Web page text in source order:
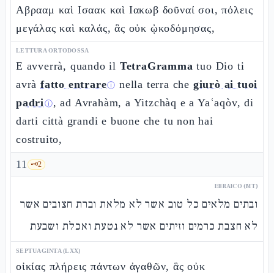
Αβρααμ καὶ Ισαακ καὶ Ιακωβ δοῦναί σοι, πόλεις
μεγάλας καὶ καλάς, ἃς οὐκ ᾠκοδόμησας,
LETTURA ORTODOSSA
E avverrà, quando il TetraGramma tuo Dio ti
avrà fatto entrareⓘ nella terra che giurò ai tuoi
padriⓘ, ad Avrahàm, a Yitzchàq e a Yaʿaqòv, di
darti città grandi e buone che tu non hai
costruito,
11 🗝️2
EBRAICO (MT)
ובתים מלאים כל טוב אשר לא מלאת וברת חצובים אשר
לא חצבת כרמים וזיתים אשר לא נטעת ואכלת ושבעת
SEPTUAGINTA (LXX)
οἰκίας πλήρεις πάντων ἀγαθῶν, ἃς οὐκ